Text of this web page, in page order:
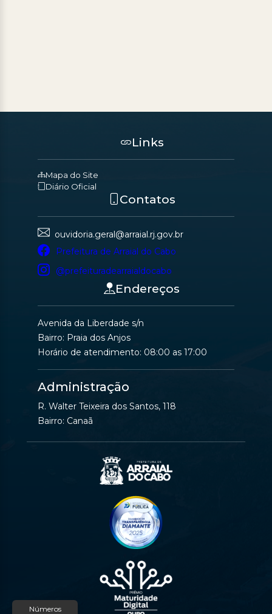
Números
Links
Mapa do Site
Diário Oficial
Contatos
ouvidoria.geral@arraial.rj.gov.br
Prefeitura de Arraial do Cabo
@prefeituradearraialdocabo
Endereços
Avenida da Liberdade s/n
Bairro: Praia dos Anjos
Horário de atendimento: 08:00 as 17:00
Administração
R. Walter Teixeira dos Santos, 118
Bairro: Canaã